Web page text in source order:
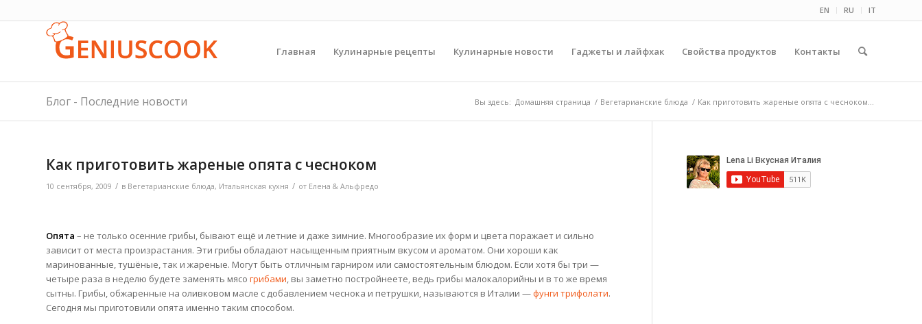
EN RU IT
Главная Кулинарные рецепты Кулинарные новости Гаджеты и лайфхак Свойства продуктов Контакты
Блог - Последние новости Вы здесь: Домашняя страница / Вегетарианские блюда / Как приготовить жареные опята с чесноком...
Как приготовить жареные опята с чесноком
10 сентября, 2009 / в Вегетарианские блюда, Итальянская кухня / от Елена & Альфредо
Опята – не только осенние грибы, бывают ещё и летние и даже зимние. Многообразие их форм и цвета поражает и сильно
зависит от места произрастания. Эти грибы обладают насыщенным приятным вкусом и ароматом. Они хороши как
маринованные, тушёные, так и жареные. Могут быть отличным гарниром или самостоятельным блюдом. Если хотя бы три —
четыре раза в неделю будете заменять мясо грибами, вы заметно постройнеете, ведь грибы малокалорийны и в то же время
сытны. Грибы, обжаренные на оливковом масле с добавлением чеснока и петрушки, называются в Италии —фунги трифолати.
Сегодня мы приготовили опята именно таким способом.